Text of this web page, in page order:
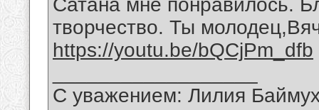
Сатана мне понравилось.
творчество. Ты
https://youtu.be/bQCjPm_dfb
С уважением: Лилия